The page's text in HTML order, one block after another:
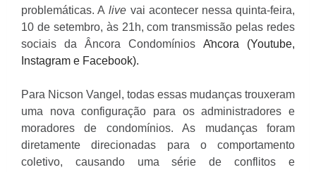
problemáticas. Alive vai acontecer nessa quinta-feira,
10 de setembro, às 21h, com transmissão pelas redes
sociais da Âncora Condomínios Ancora (Youtube,
Instagram e Facebook).
Para Nicson Vangel, todas essas mudanças trouxeram
uma nova configuração para os administradores e
moradores de condomínios. As mudanças foram
diretamente direcionadas para o comportamento
coletivo, causando uma série de conflitos e